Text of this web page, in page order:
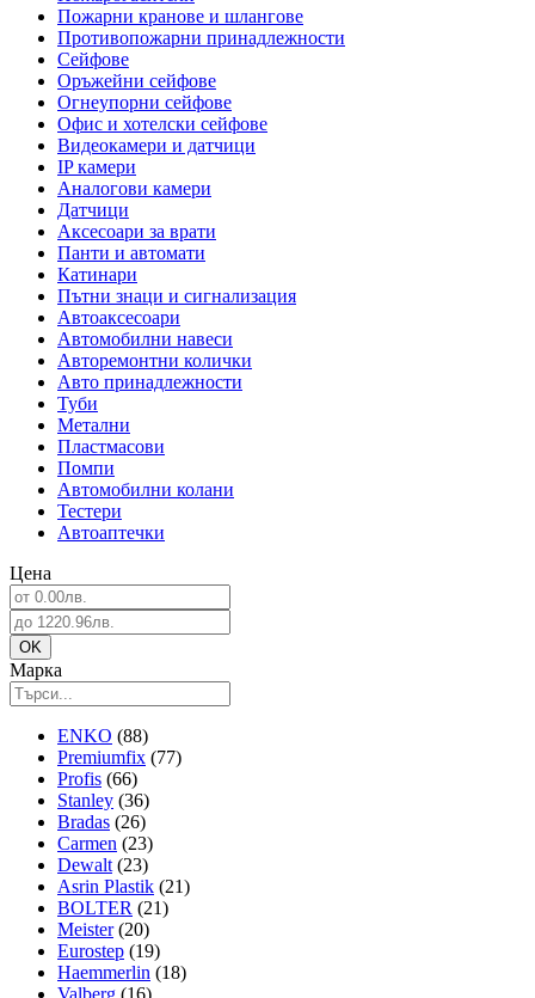
Пожарни кранове и шлангове
Противопожарни принадлежности
Сейфове
Оръжейни сейфове
Огнеупорни сейфове
Офис и хотелски сейфове
Видеокамери и датчици
IP камери
Аналогови камери
Датчици
Аксесоари за врати
Панти и автомати
Катинари
Пътни знаци и сигнализация
Автоаксесоари
Автомобилни навеси
Авторемонтни колички
Авто принадлежности
Туби
Метални
Пластмасови
Помпи
Автомобилни колани
Тестери
Автоаптечки
Цена
Марка
ENKO (88)
Premiumfix (77)
Profis (66)
Stanley (36)
Bradas (26)
Carmen (23)
Dewalt (23)
Asrin Plastik (21)
BOLTER (21)
Meister (20)
Eurostep (19)
Haemmerlin (18)